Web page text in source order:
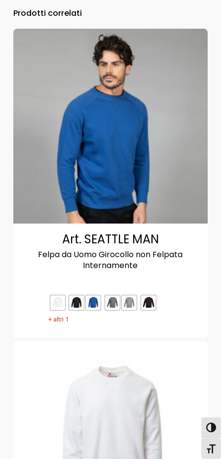
Prodotti correlati
Art. SEATTLE MAN
Felpa da Uomo Girocollo non Felpata
Internamente
+ altri 1